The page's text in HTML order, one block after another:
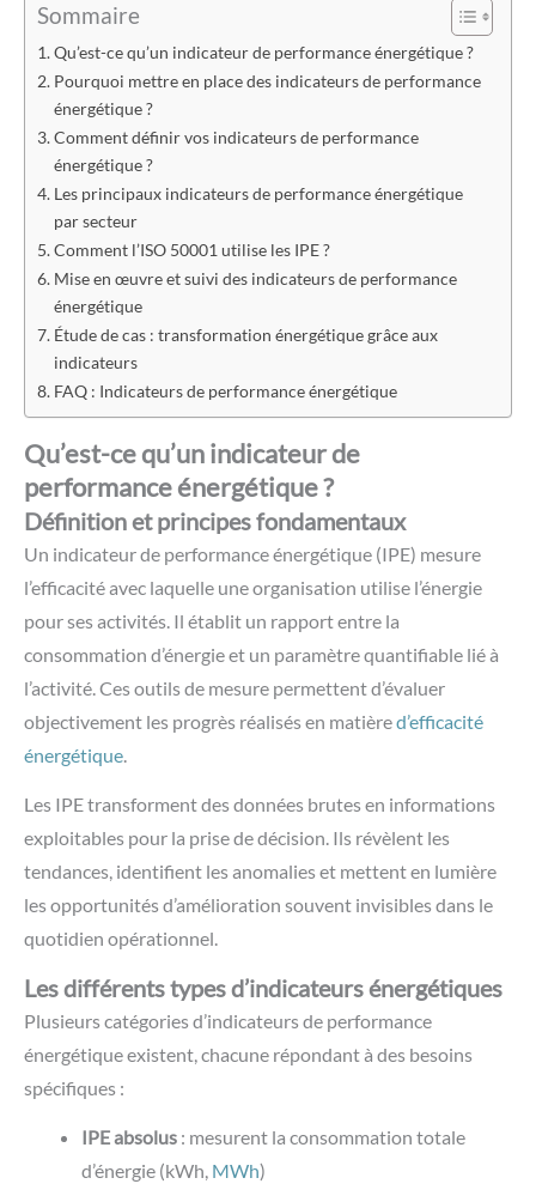
Sommaire
Qu’est-ce qu’un indicateur de performance énergétique ?
Pourquoi mettre en place des indicateurs de performance
énergétique ?
Comment définir vos indicateurs de performance
énergétique ?
Les principaux indicateurs de performance énergétique
par secteur
Comment l’ISO 50001 utilise les IPE ?
Mise en œuvre et suivi des indicateurs de performance
énergétique
Étude de cas : transformation énergétique grâce aux
indicateurs
FAQ : Indicateurs de performance énergétique
Qu’est-ce qu’un indicateur de
performance énergétique ?
Définition et principes fondamentaux
Un indicateur de performance énergétique (IPE) mesure
l’efficacité avec laquelle une organisation utilise l’énergie
pour ses activités. Il établit un rapport entre la
consommation d’énergie et un paramètre quantifiable lié à
l’activité. Ces outils de mesure permettent d’évaluer
objectivement les progrès réalisés en matièred’efficacité
énergétique.
Les IPE transforment des données brutes en informations
exploitables pour la prise de décision. Ils révèlent les
tendances, identifient les anomalies et mettent en lumière
les opportunités d’amélioration souvent invisibles dans le
quotidien opérationnel.
Les différents types d’indicateurs énergétiques
Plusieurs catégories d’indicateurs de performance
énergétique existent, chacune répondant à des besoins
spécifiques :
IPE absolus : mesurent la consommation totale
d’énergie (kWh, MWh)